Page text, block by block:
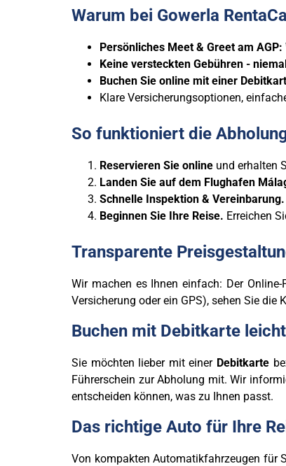
Warum bei Gowerla
Persönliches Meet & Greet am AGP:
Keine versteckten Gebühren -
Buchen Sie online mit einer
Klare Versicherungsoptionen,
So funktioniert die
Reservieren Sie online und erhalten
Landen Sie auf dem Flughafen
Schnelle Inspektion & Vereinbarung.
Beginnen Sie Ihre Reise. Erreichen
Transparente
Wir machen es Ihnen einfach: Der
Versicherung oder ein GPS), sehen Sie
Buchen mit Debitkarte
Sie möchten lieber mit einer Debitkarte
Führerschein zur Abholung mit. Wir
entscheiden können, was zu Ihnen passt.
Das richtige Auto für Ihre
Von kompakten Automatikfahrzeugen für